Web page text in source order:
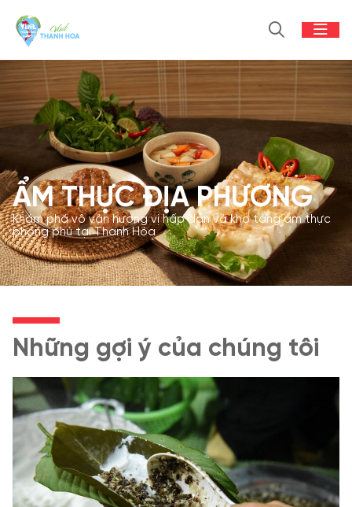
ẨM THỰC ĐỊA PHƯƠNG
Khám phá vô vàn hương vị hấp dẫn và kho tàng ẩm thực
phong phú tại Thanh Hóa
Những gợi ý của chúng tôi